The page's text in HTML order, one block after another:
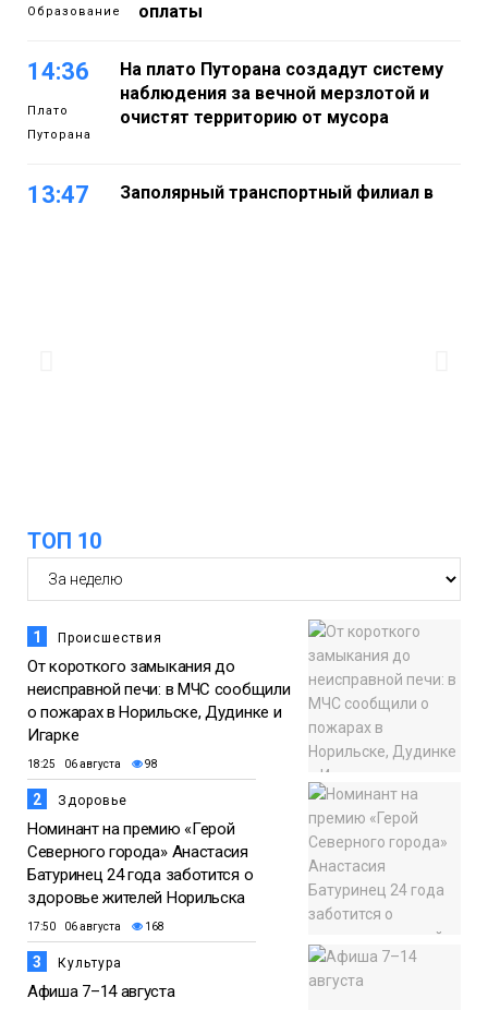
Образование
оплаты
14:36
Плато
Путорана
На плато Путорана создадут систему
наблюдения за вечной мерзлотой и
очистят территорию от мусора
13:47
Заполярный транспортный филиал в
ТОП 10
1 Происшествия
От короткого замыкания до
неисправной печи: в МЧС сообщили
о пожарах в Норильске, Дудинке и
Игарке
18:25 06 августа 98
2 Здоровье
Номинант на премию «Герой
Северного города» Анастасия
Батуринец 24 года заботится о
здоровье жителей Норильска
17:50 06 августа 168
3 Культура
Афиша 7–14 августа